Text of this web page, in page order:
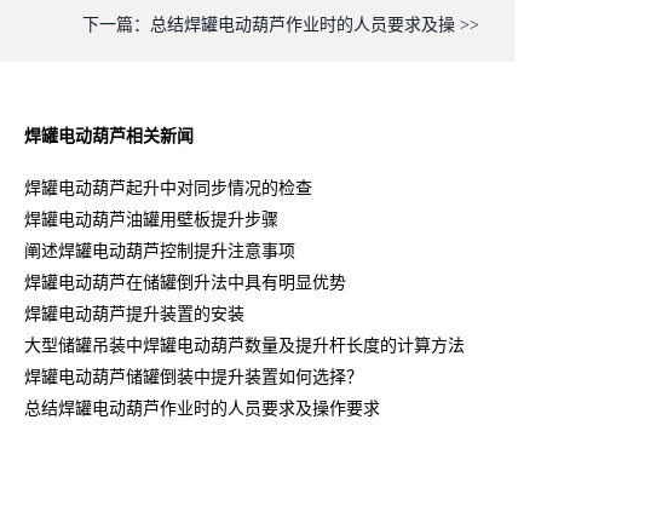
下一篇：总结焊罐电动葫芦作业时的人员要求及操 >>
焊罐电动葫芦相关新闻
焊罐电动葫芦起升中对同步情况的检查
焊罐电动葫芦油罐用壁板提升步骤
阐述焊罐电动葫芦控制提升注意事项
焊罐电动葫芦在储罐倒升法中具有明显优势
焊罐电动葫芦提升装置的安装
大型储罐吊装中焊罐电动葫芦数量及提升杆长度的计算方法
焊罐电动葫芦储罐倒装中提升装置如何选择？
总结焊罐电动葫芦作业时的人员要求及操作要求